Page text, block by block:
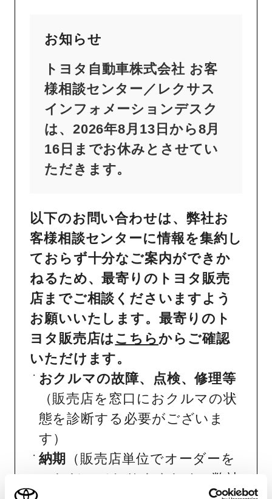
お知らせ
トヨタ自動車株式会社 お客
様相談センター／レクサス
インフォメーションデスク
は、2026年8月13日から8月
16日までお休みとさせてい
ただきます。
以下のお問い合わせは、弊社お
客様相談センターに情報を集約し
ておらず十分なご案内ができか
ねるため、最寄りのトヨタ販売
店までご相談くださいますよう
お願いいたします。最寄りのト
ヨタ販売店はこちら からご確認
いただけます。
おクルマの故障、点検、修理等
（販売店を窓口におクルマの状
態を診断する必要がございま
す）
納期
（販売店単位でオーダーを
いただいておりますため、弊社